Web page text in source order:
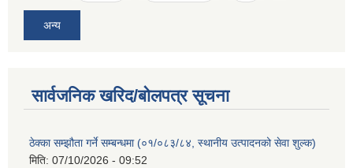
अन्य
सार्वजनिक खरिद/बोलपत्र सूचना
ठेक्का सम्झौता गर्ने सम्बन्धमा (०१/०८३/८४, स्थानीय उत्पादनको सेवा शुल्क)
मिति: 07/10/2026 - 09:52